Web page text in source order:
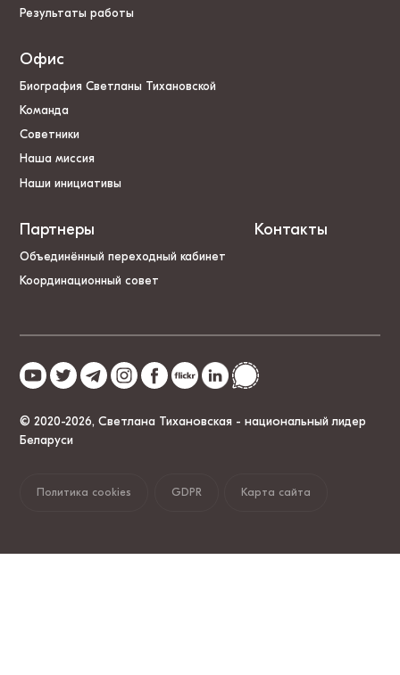
Результаты работы
Офис
Биография Светланы Тихановской
Команда
Советники
Наша миссия
Наши инициативы
Партнеры
Объединённый переходный кабинет
Координационный совет
Контакты
© 2020-2026, Светлана Тихановская - национальный лидер
Беларуси
Политика cookies GDPR Карта сайта